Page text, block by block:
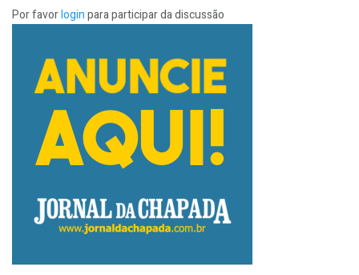
Por favorloginpara participar da discussão